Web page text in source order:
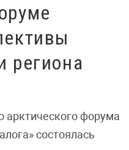
региона
форума
состоялась